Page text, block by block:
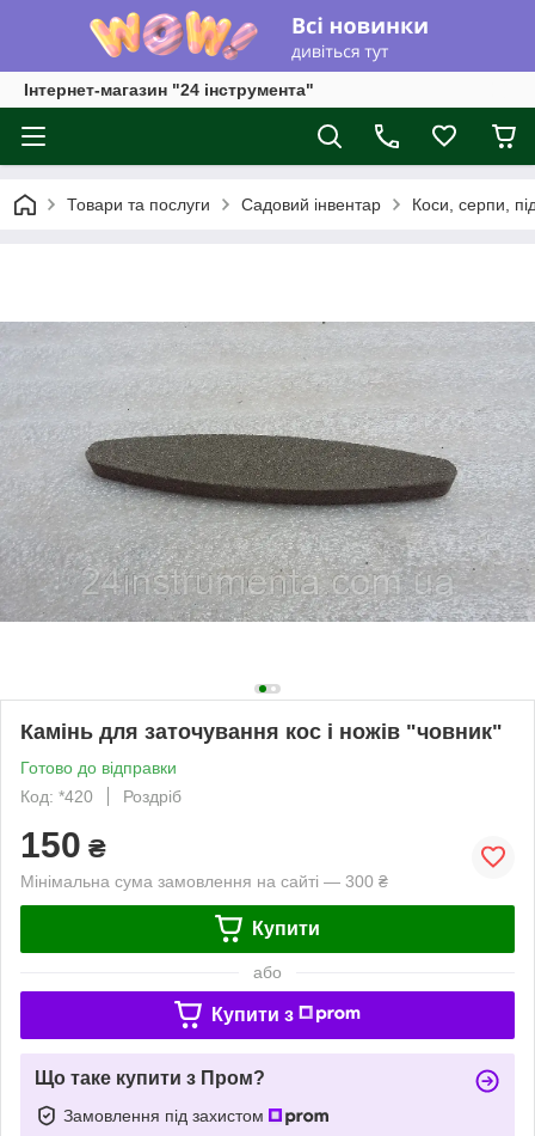
Інтернет-магазин "24 інструмента"
Товари та послуги Садовий інвентар Коси, серпи,
Камінь для заточування кос і ножів "човник"
Готово до відправки
Код: *420
Роздріб
150 ₴
Мінімальна сума замовлення на сайті — 300 ₴
Купити
або
Купити з
Що таке купити з Пром?
Замовлення під захистом